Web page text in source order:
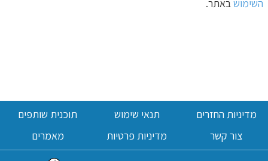
השימושבאתר.
תוכנית שותפים
מאמרים
תנאי שימוש
מדיניות פרטיות
מדיניות החזרים
צור קשר